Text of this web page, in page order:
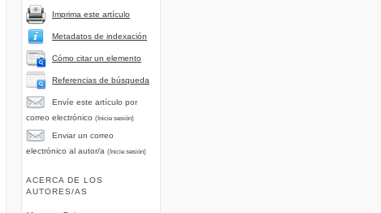
Imprima este artículo
Metadatos de indexación
Cómo citar un elemento
Referencias de búsqueda
Envíe este artículo por
correo electrónico (Inicie sesión)
Enviar un correo
electrónico al autor/a (Inicie sesión)
ACERCA DE LOS
AUTORES/AS